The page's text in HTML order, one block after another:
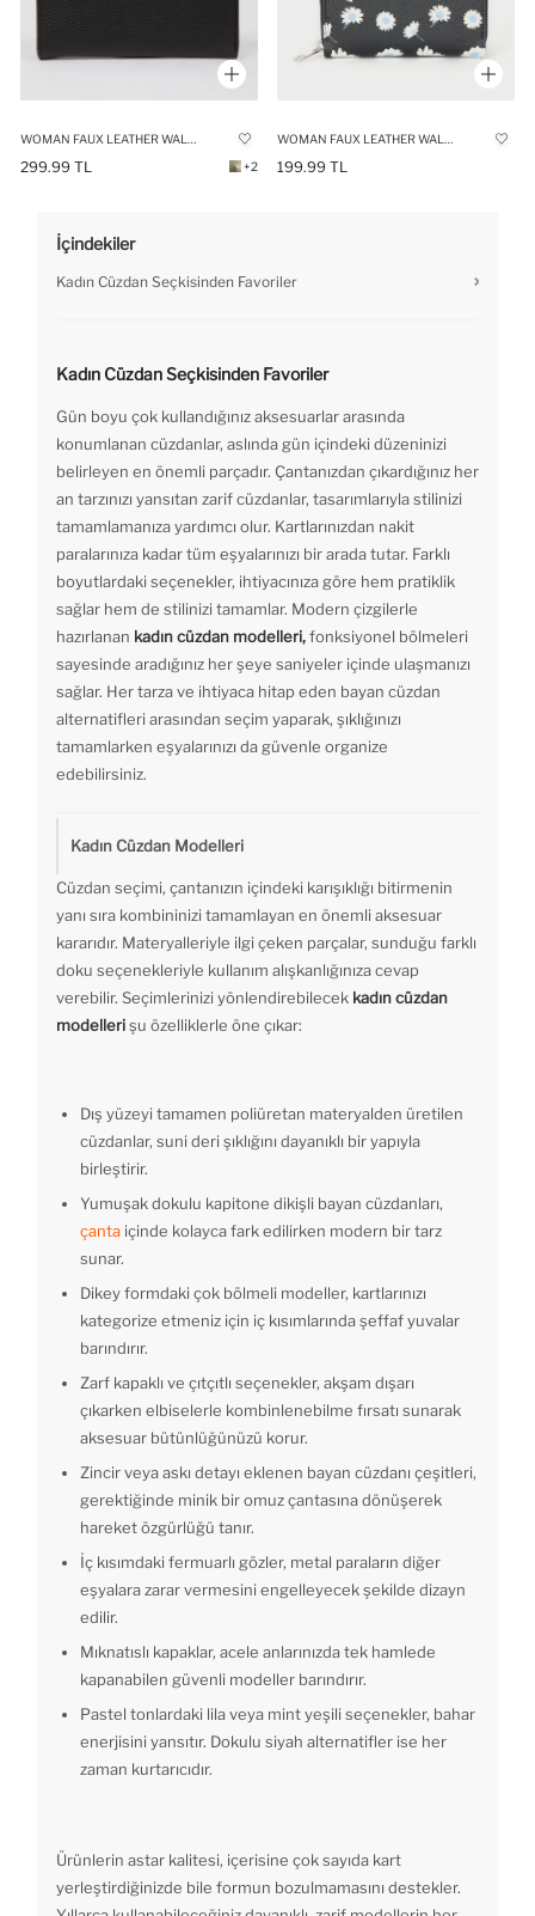
299.99 TL +2 199.99 TL
İçindekiler
Kadın Cüzdan Seçkisinden Favoriler
Kadın Cüzdan Seçkisinden Favoriler
Gün boyu çok kullandığınız aksesuarlar arasında
konumlanan cüzdanlar, aslında gün içindeki düzeninizi
belirleyen en önemli parçadır. Çantanızdan çıkardığınız her
an tarzınızı yansıtan zarif cüzdanlar, tasarımlarıyla stilinizi
tamamlamanıza yardımcı olur. Kartlarınızdan nakit
paralarınıza kadar tüm eşyalarınızı bir arada tutar. Farklı
boyutlardaki seçenekler, ihtiyacınıza göre hem pratiklik
sağlar hem de stilinizi tamamlar. Modern çizgilerle
hazırlanan kadın cüzdan modelleri,fonksiyonel bölmeleri
sayesinde aradığınız her şeye saniyeler içinde ulaşmanızı
sağlar. Her tarza ve ihtiyaca hitap eden bayan cüzdan
alternatifleri arasından seçim yaparak, şıklığınızı
tamamlarken eşyalarınızı da güvenle organize
edebilirsiniz.
Kadın Cüzdan Modelleri
Cüzdan seçimi, çantanızın içindeki karışıklığı bitirmenin
yanı sıra kombininizi tamamlayan en önemli aksesuar
kararıdır. Materyalleriyle ilgi çeken parçalar, sunduğu farklı
doku seçenekleriyle kullanım alışkanlığınıza cevap
verebilir. Seçimlerinizi yönlendirebilecek kadın cüzdan
modellerişu özelliklerle öne çıkar:
Dış yüzeyi tamamen poliüretan materyalden üretilen
cüzdanlar, suni deri şıklığını dayanıklı bir yapıyla
birleştirir.
Yumuşak dokulu kapitone dikişli bayan cüzdanları,
çanta içinde kolayca fark edilirken modern bir tarz
sunar.
Dikey formdaki çok bölmeli modeller, kartlarınızı
kategorize etmeniz için iç kısımlarında şeffaf yuvalar
barındırır.
Zarf kapaklı ve çıtçıtlı seçenekler, akşam dışarı
çıkarken elbiselerle kombinlenebilme fırsatı sunarak
aksesuar bütünlüğünüzü korur.
Zincir veya askı detayı eklenen bayan cüzdanı çeşitleri,
gerektiğinde minik bir omuz çantasına dönüşerek
hareket özgürlüğü tanır.
İç kısımdaki fermuarlı gözler, metal paraların diğer
eşyalara zarar vermesini engelleyecek şekilde dizayn
edilir.
Mıknatıslı kapaklar, acele anlarınızda tek hamlede
kapanabilen güvenli modeller barındırır.
Pastel tonlardaki lila veya mint yeşili seçenekler, bahar
enerjisini yansıtır. Dokulu siyah alternatifler ise her
zaman kurtarıcıdır.
Ürünlerin astar kalitesi, içerisine çok sayıda kart
yerleştirdiğinizde bile formun bozulmamasını destekler.